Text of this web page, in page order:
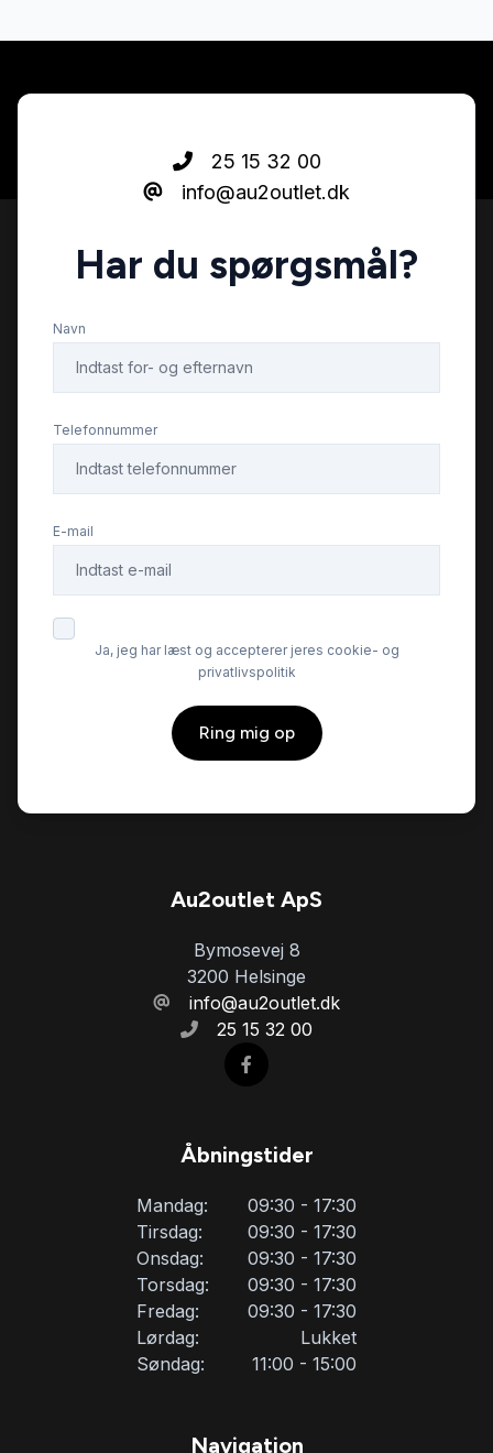
25 15 32 00
info@au2outlet.dk
Har du spørgsmål?
Navn
Telefonnummer
E-mail
Ja, jeg har læst og accepterer jeres cookie- og
privatlivspolitik
Ring mig op
Au2outlet ApS
Bymosevej 8
3200 Helsinge
info@au2outlet.dk
25 15 32 00
Åbningstider
Mandag:
09:30 - 17:30
Tirsdag:
09:30 - 17:30
Onsdag:
09:30 - 17:30
Torsdag:
09:30 - 17:30
Fredag:
09:30 - 17:30
Lørdag:
Lukket
Søndag:
11:00 - 15:00
Navigation